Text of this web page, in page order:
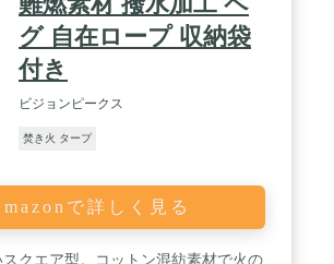
グ 自在ロープ 収納袋
付き
ビジョンピークス
焚き火 タープ
で詳しく見る
クエア型。コットン混紡素材で火の